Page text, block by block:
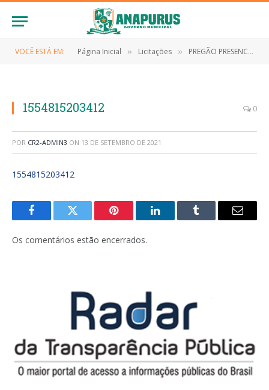
VOCÊ ESTÁ EM: Página Inicial » Licitações » PREGÃO PRESENCIAL Nº 001/2019-SRP (Registro de preço para futura e eventual fornecimento de combustíveis para atender a Prefeitura Municipal de Anapurus e demais Secretarias)
1554815203412 0
POR CR2-ADMIN3 ON 13 DE SETEMBRO DE 2021
1554815203412
FacebookTwitter Pinterest LinkedInTumblr
E-
Os comentários estão encerrados.